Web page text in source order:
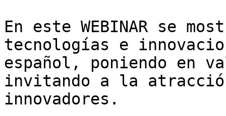
En este WEBINAR se
tecnologías e
español, poniendo en
invitando a la
innovadores.